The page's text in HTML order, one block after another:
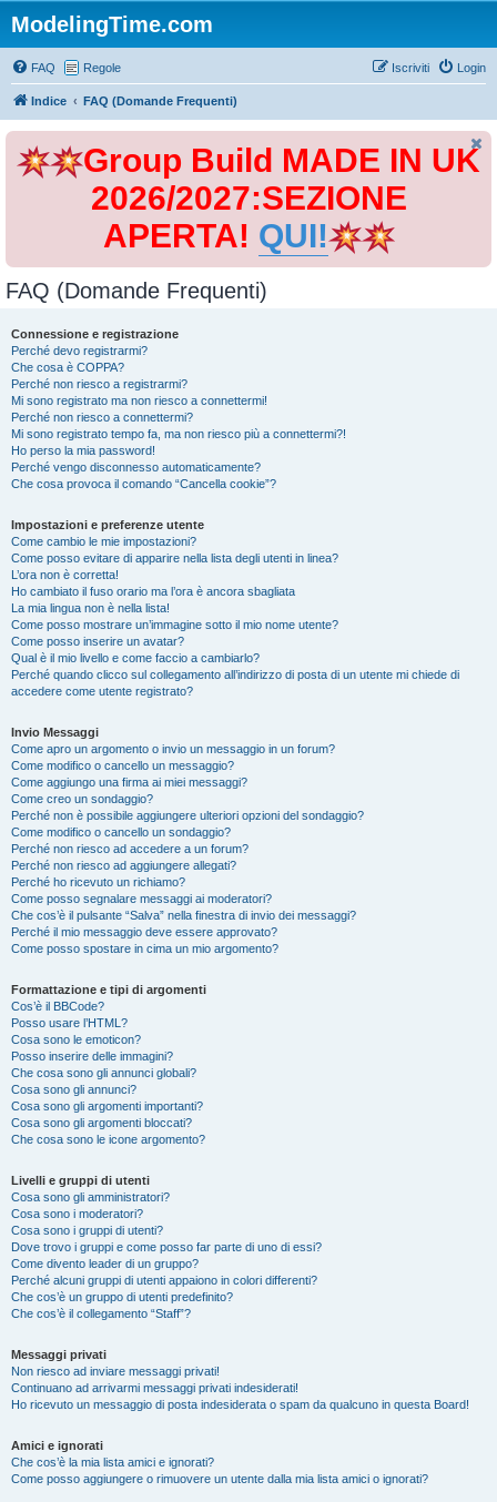
ModelingTime.com
FAQ Regole Login
Iscriviti
Indice FAQ (Domande Frequenti)
Group Build MADE IN UK
2026/2027:SEZIONE
APERTA! QUI!
FAQ (Domande Frequenti)
Connessione e registrazione
Perché devo registrarmi?
Che cosa è COPPA?
Perché non riesco a registrarmi?
Mi sono registrato ma non riesco a connettermi!
Perché non riesco a connettermi?
Mi sono registrato tempo fa, ma non riesco più a connettermi?!
Ho perso la mia password!
Perché vengo disconnesso automaticamente?
Che cosa provoca il comando “Cancella cookie”?
Impostazioni e preferenze utente
Come cambio le mie impostazioni?
Come posso evitare di apparire nella lista degli utenti in linea?
L’ora non è corretta!
Ho cambiato il fuso orario ma l’ora è ancora sbagliata
La mia lingua non è nella lista!
Come posso mostrare un’immagine sotto il mio nome utente?
Come posso inserire un avatar?
Qual è il mio livello e come faccio a cambiarlo?
Perché quando clicco sul collegamento all’indirizzo di posta di un utente mi chiede di
accedere come utente registrato?
Invio Messaggi
Come apro un argomento o invio un messaggio in un forum?
Come modifico o cancello un messaggio?
Come aggiungo una firma ai miei messaggi?
Come creo un sondaggio?
Perché non è possibile aggiungere ulteriori opzioni del sondaggio?
Come modifico o cancello un sondaggio?
Perché non riesco ad accedere a un forum?
Perché non riesco ad aggiungere allegati?
Perché ho ricevuto un richiamo?
Come posso segnalare messaggi ai moderatori?
Che cos’è il pulsante “Salva” nella finestra di invio dei messaggi?
Perché il mio messaggio deve essere approvato?
Come posso spostare in cima un mio argomento?
Formattazione e tipi di argomenti
Cos’è il BBCode?
Posso usare l’HTML?
Cosa sono le emoticon?
Posso inserire delle immagini?
Che cosa sono gli annunci globali?
Cosa sono gli annunci?
Cosa sono gli argomenti importanti?
Cosa sono gli argomenti bloccati?
Che cosa sono le icone argomento?
Livelli e gruppi di utenti
Cosa sono gli amministratori?
Cosa sono i moderatori?
Cosa sono i gruppi di utenti?
Dove trovo i gruppi e come posso far parte di uno di essi?
Come divento leader di un gruppo?
Perché alcuni gruppi di utenti appaiono in colori differenti?
Che cos’è un gruppo di utenti predefinito?
Che cos’è il collegamento “Staff”?
Messaggi privati
Non riesco ad inviare messaggi privati!
Continuano ad arrivarmi messaggi privati indesiderati!
Ho ricevuto un messaggio di posta indesiderata o spam da qualcuno in questa Board!
Amici e ignorati
Che cos’è la mia lista amici e ignorati?
Come posso aggiungere o rimuovere un utente dalla mia lista amici o ignorati?